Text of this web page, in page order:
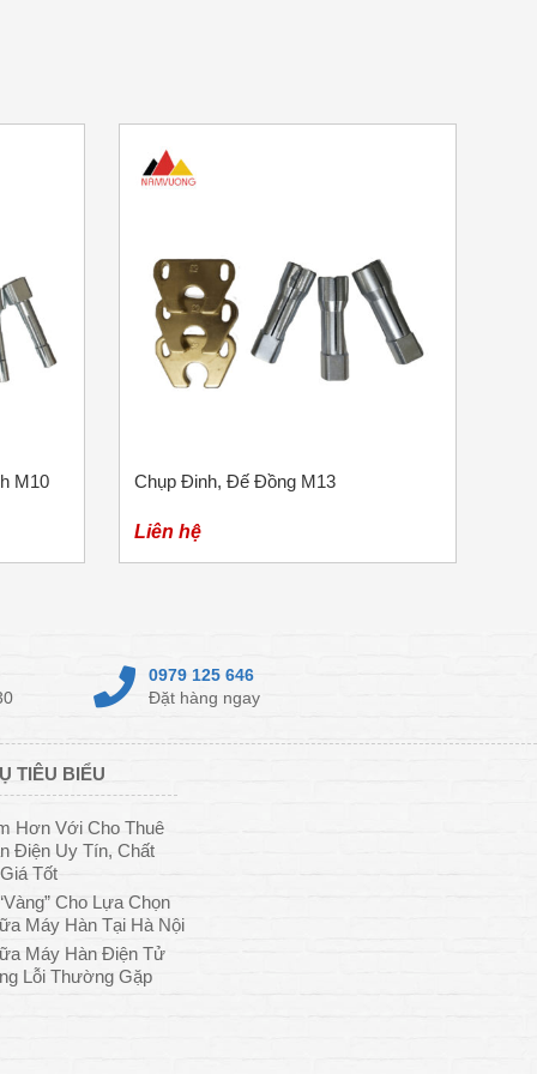
M10 Chụp Đinh, Đế Đồng M13
Liên hệ
0979 125 646
Đặt hàng ngay
TIÊU BIỂU
Hơn Với Cho Thuê
Điện Uy Tín, Chất
Tốt
Cho Lựa Chọn
Máy Hàn Tại Hà Nội
Máy Hàn Điện Tử
Lỗi Thường Gặp